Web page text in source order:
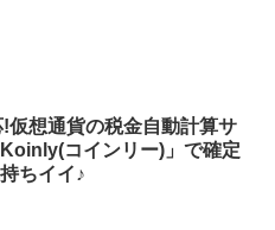
!仮想通貨の税金自動計算サ
コインリー)」で確定
ちイイ♪